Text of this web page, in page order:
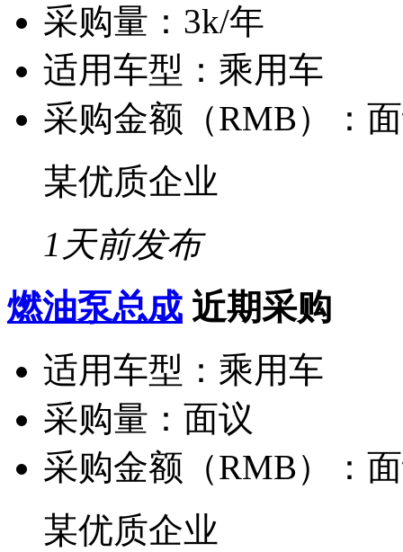
采购量： 3k/年
适用车型： 乘用车
采购金额（RMB）：
某优质企业
1天前发布
燃油泵总成 近期采购
适用车型： 乘用车
采购量： 面议
采购金额（RMB）：
某优质企业